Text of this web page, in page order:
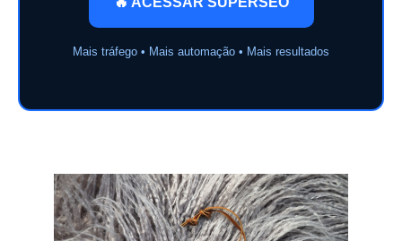
Mais tráfego • Mais automação • Mais resultados